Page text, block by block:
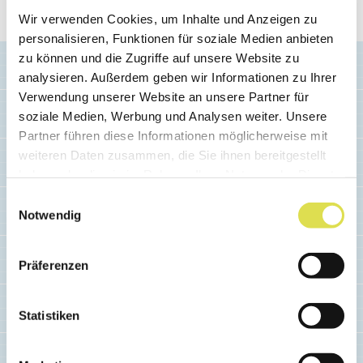
Wir verwenden Cookies, um Inhalte und Anzeigen zu
personalisieren, Funktionen für soziale Medien anbieten
zu können und die Zugriffe auf unsere Website zu
analysieren. Außerdem geben wir Informationen zu Ihrer
Verwendung unserer Website an unsere Partner für
soziale Medien, Werbung und Analysen weiter. Unsere
Partner führen diese Informationen möglicherweise mit
weiteren Daten zusammen, die Sie ihnen bereitgestellt
Notwendig
Präferenzen
Statistiken
Erstellt: 17.08.2018
Ähnliche Artikel